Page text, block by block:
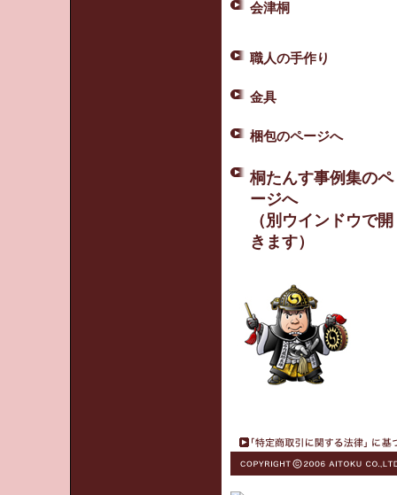
会津桐
職人の手作り
金具
梱包のページへ
桐たんす事例集のペ
ージへ
（別ウインドウで開
きます）